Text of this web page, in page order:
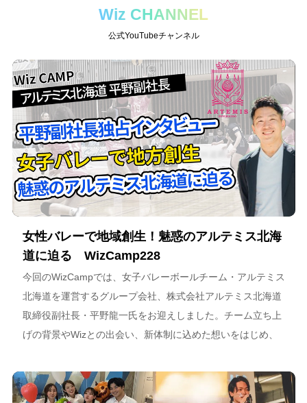
Wiz CHANNEL
公式YouTubeチャンネル
女性バレーで地域創生！魅惑のアルテミス北海
道に迫る WizCamp228
今回のWizCampでは、女子バレーボールチーム・アルテミス
北海道を運営するグループ会社、株式会社アルテミス北海道
取締役副社長・平野龍一氏をお迎えしました。チーム立ち上
げの背景やWizとの出会い、新体制に込めた想いをはじめ、
海道が描く今後のビジョンについて語っています。